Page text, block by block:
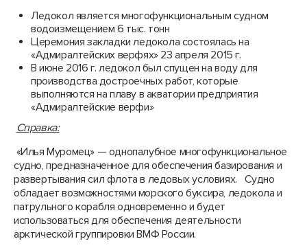
Ледокол является многофункциональным судном
водоизмещением 6 тыс. тонн
Церемония закладки ледокола состоялась на
«Адмиралтейских верфях» 23 апреля 2015 г.
В июне 2016 г. ледокол был спущен на воду для
производства достроечных работ, которые
выполняются на плаву в акватории предприятия
«Адмиралтейские верфи»
Справка:
«Илья Муромец» — однопалубное многофункциональное
судно, предназначенное для обеспечения базирования и
развертывания сил флота в ледовых условиях. Судно
обладает возможностями морского буксира, ледокола и
патрульного корабля одновременно и будет
использоваться для обеспечения деятельности
арктической группировки ВМФ России.